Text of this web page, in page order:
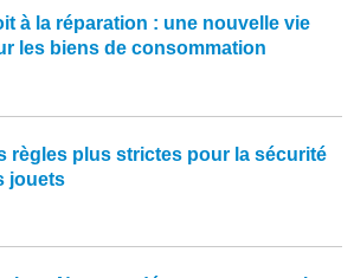
à la réparation : une nouvelle vie
les biens de consommation
règles plus strictes pour la sécurité
jouets